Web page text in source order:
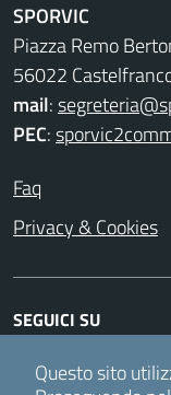
SPORVIC
Piazza Remo
56022
mail:
PEC:
Faq
Privacy & Cookies
SEGUICI SU
FacebookInstagram
Questo sito